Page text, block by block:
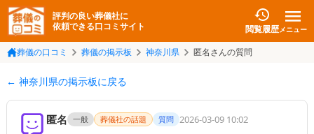
評判の良い葬儀社に
依頼できる口コミサイト
閲覧履歴メニュー
葬儀の口コミ 葬儀の掲示板 神奈川県 匿名さんの質問
← 神奈川県の掲示板に戻る
匿名 一般 葬儀社の話題 質問 2026-03-09 10:02